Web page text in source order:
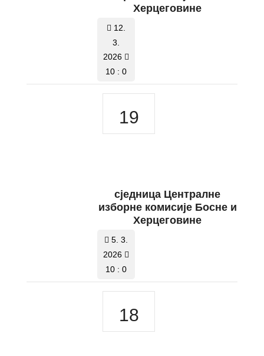
Херцеговине
12.
3.
2026
10 : 0
19
сједница Централне
изборне комисије Босне и
Херцеговине
5. 3.
2026
10 : 0
18